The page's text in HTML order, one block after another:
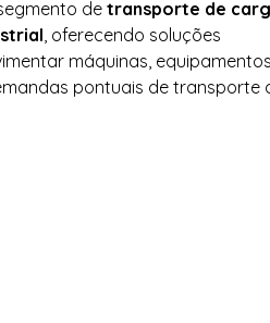
detransporte de
, oferecendo soluções
máquinas, equipamentos,
pontuais de transporte